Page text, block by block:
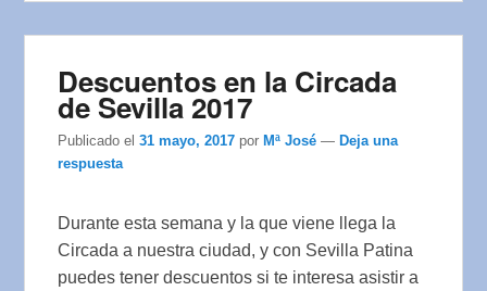
Descuentos en la Circada
de Sevilla 2017
Publicado el31 mayo, 2017 por Mª José — Deja una
respuesta
Durante esta semana y la que viene llega la
Circada a nuestra ciudad, y con Sevilla Patina
puedes tener descuentos si te interesa asistir a